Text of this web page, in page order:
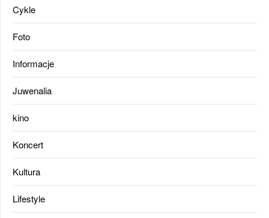
Cykle
Foto
Informacje
Juwenalia
kino
Koncert
Kultura
Lifestyle